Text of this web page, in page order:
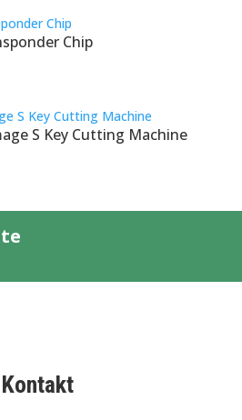
Chip
S Key Cutting Machine
Kontakt